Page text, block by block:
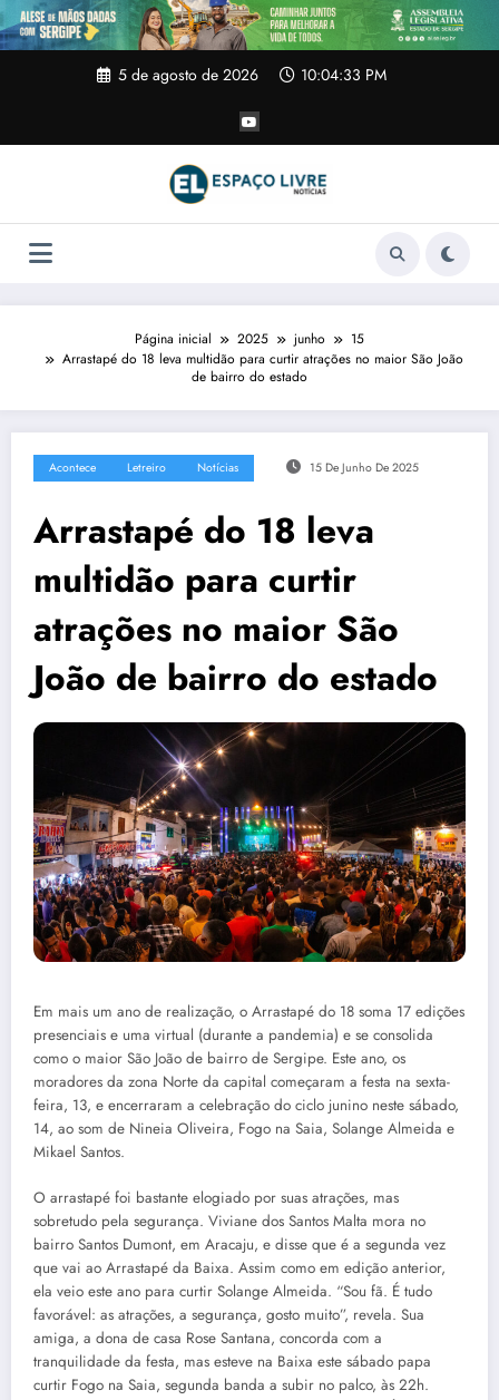
Pular
para
o
5 de agosto de 2026 10:04:33 PM
Página inicial 2025 junho
15
Arrastapé do 18 leva multidão para curtir atrações no maior São João
de bairro do estado
Acontece Letreiro Notícias 15 De Junho De 2025
Arrastapé do 18 leva
multidão para curtir
atrações no maior São
João de bairro do estado
Em mais um ano de realização, o Arrastapé do 18 soma 17 edições
presenciais e uma virtual (durante a pandemia) e se consolida
como o maior São João de bairro de Sergipe. Este ano, os
moradores da zona Norte da capital começaram a festa na sexta-
feira, 13, e encerraram a celebração do ciclo junino neste sábado,
14, ao som de Nineia Oliveira, Fogo na Saia, Solange Almeida e
Mikael Santos.
O arrastapé foi bastante elogiado por suas atrações, mas
sobretudo pela segurança. Viviane dos Santos Malta mora no
bairro Santos Dumont, em Aracaju, e disse que é a segunda vez
que vai ao Arrastapé da Baixa. Assim como em edição anterior,
ela veio este ano para curtir Solange Almeida. “Sou fã. É tudo
favorável: as atrações, a segurança, gosto muito”, revela. Sua
amiga, a dona de casa Rose Santana, concorda com a
tranquilidade da festa, mas esteve na Baixa este sábado papa
curtir Fogo na Saia, segunda banda a subir no palco, às 22h.